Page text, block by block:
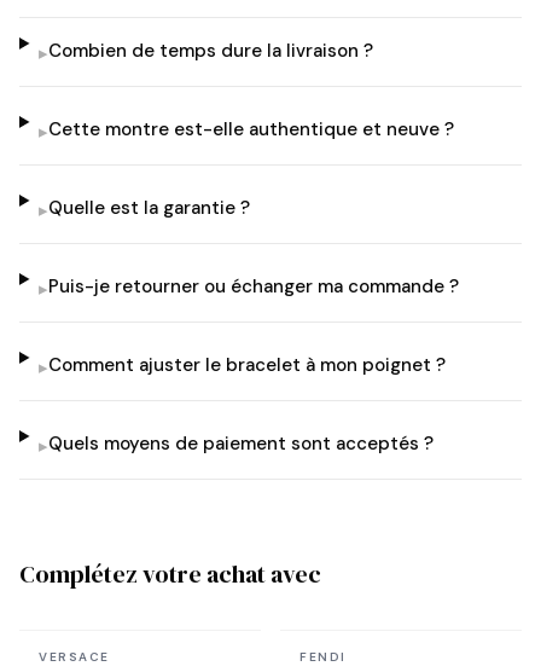
▸Combien de temps dure la livraison ?
▸Cette montre est-elle authentique et neuve ?
▸Quelle est la garantie ?
▸Puis-je retourner ou échanger ma commande ?
▸Comment ajuster le bracelet à mon poignet ?
▸Quels moyens de paiement sont acceptés ?
Complétez votre achat avec
En stock
VERSACE En stock
FENDI